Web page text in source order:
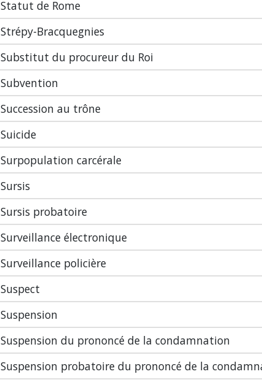
Statut de Rome
Strépy-Bracquegnies
Substitut du procureur du Roi
Subvention
Succession au trône
Suicide
Surpopulation carcérale
Sursis
Sursis probatoire
Surveillance électronique
Surveillance policière
Suspect
Suspension
Suspension du prononcé de la condamnation
Suspension probatoire du prononcé de la